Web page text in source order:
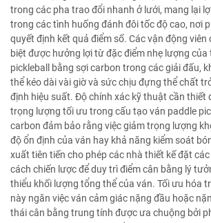
trong các pha trao đổi nhanh ở lưới, mang lại
trong các tình huống đánh đôi tốc độ cao, nơi
quyết định kết quả điểm số. Các vận động viên
biệt được hưởng lợi từ đặc điểm nhẹ lượng của
pickleball bằng sợi carbon trong các giải đấu,
thể kéo dài vài giờ và sức chịu đựng thể chất
định hiệu suất. Độ chính xác kỹ thuật cần thiết
trọng lượng tối ưu trong cấu tạo ván paddle
carbon đảm bảo rằng việc giảm trọng lượng
độ ổn định của ván hay khả năng kiểm soát
xuất tiên tiến cho phép các nhà thiết kế đặt
cách chiến lược để duy trì điểm cân bằng lý
thiểu khối lượng tổng thể của ván. Tối ưu hóa
này ngăn việc ván cảm giác nặng đầu hoặc
thái cân bằng trung tính được ưa chuộng bởi